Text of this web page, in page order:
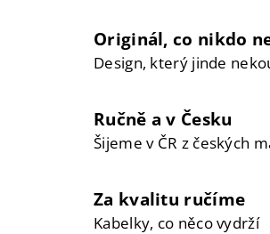
Originál, co nikdo
Design, který jinde
Ručně a v Česku
Šijeme v ČR z českých
Za kvalitu ručíme
Kabelky, co něco vydrží